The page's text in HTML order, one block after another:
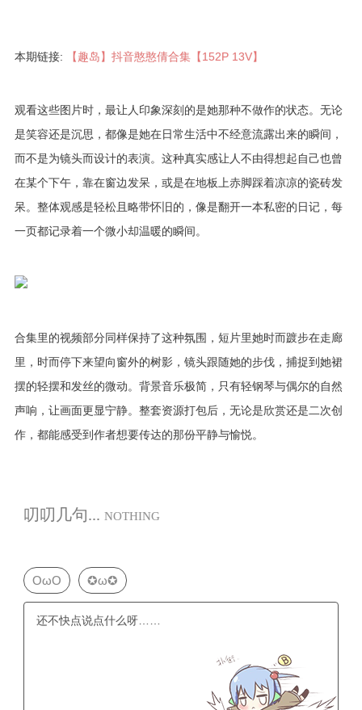
本期链接: 【趣岛】抖音憨憨倩合集【152P 13V】
观看这些图片时，最让人印象深刻的是她那种不做作的状态。无论
是笑容还是沉思，都像是她在日常生活中不经意流露出来的瞬间，
而不是为镜头而设计的表演。这种真实感让人不由得想起自己也曾
在某个下午，靠在窗边发呆，或是在地板上赤脚踩着凉凉的瓷砖发
呆。整体观感是轻松且略带怀旧的，像是翻开一本私密的日记，每
一页都记录着一个微小却温暖的瞬间。
合集里的视频部分同样保持了这种氛围，短片里她时而踱步在走廊
里，时而停下来望向窗外的树影，镜头跟随她的步伐，捕捉到她裙
摆的轻摆和发丝的微动。背景音乐极简，只有轻钢琴与偶尔的自然
声响，让画面更显宁静。整套资源打包后，无论是欣赏还是二次创
作，都能感受到作者想要传达的那份平静与愉悦。
叨叨几句... NOTHING
OωO ✪ω✪